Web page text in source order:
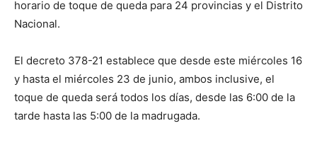
horario de toque de queda para 24 provincias y el Distrito
Nacional.
El decreto 378-21 establece que desde este miércoles 16
y hasta el miércoles 23 de junio, ambos inclusive, el
toque de queda será todos los días, desde las 6:00 de la
tarde hasta las 5:00 de la madrugada.